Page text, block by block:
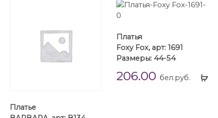
Платье
Платья
Foxy Fox, арт: 1691
Размеры: 44-54
206.00 бел.руб.